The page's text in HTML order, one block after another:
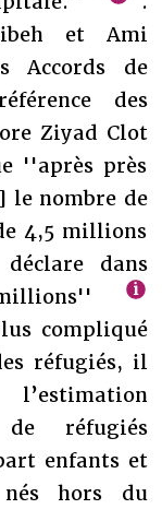
et Ami
Accords de
des
Ziyad Clot
''après près
le nombre de
4,5 millions
dans
compliqué
réfugiés, il
réfugiés
enfants et
hors du